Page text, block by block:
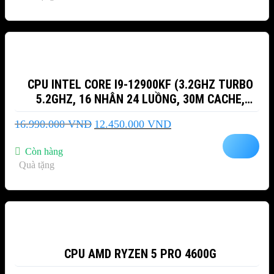
CPU INTEL CORE I9-12900KF (3.2GHZ TURBO
5.2GHZ, 16 NHÂN 24 LUỒNG, 30M CACHE,
ALDER LAKE)
16.990.000VND Giá
12.450.000 VNDGiá
Còn hàng
Quà tặng
CPU AMD RYZEN 5 PRO 4600G